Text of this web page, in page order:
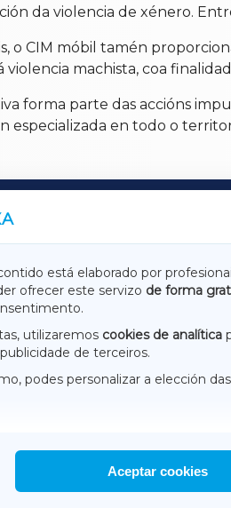
da violencia de xénero.
o CIM móbil tamén
violencia machista, coa
forma parte das accións
especializada en todo o
está elaborado por
ofrecer este servizo de forma
utilizaremos cookies de analítica
de terceiros.
podes personalizar a elección
Aceptar cookies
PERIÓDICOS